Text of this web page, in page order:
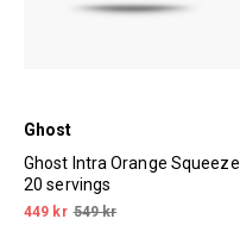
Ghost
Ghost Intra Orange Squeeze
20 servings
449 kr 549 kr